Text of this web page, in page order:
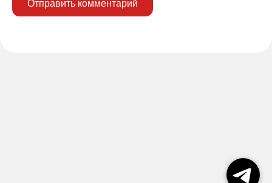
Отправить комментарий